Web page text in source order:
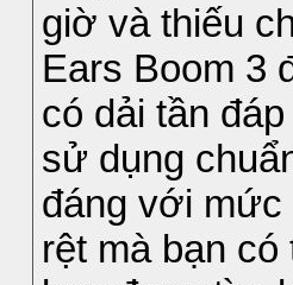
giờ và thiếu
Ears Boom 3
có dải tần
sử dụng
đáng với
rệt mà bạn